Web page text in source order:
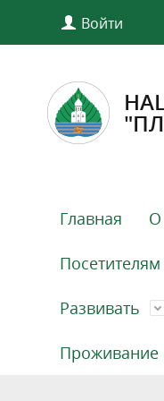
Войти
Главная О
Посетителям
Развивать
Проживание